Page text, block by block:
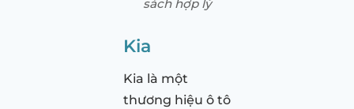
sách hợp lý
Kia
Kia là một
thương hiệu ô tô